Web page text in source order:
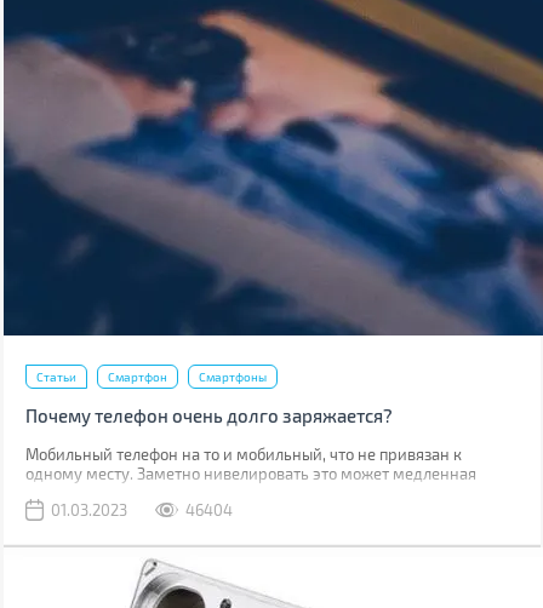
Статьи Смартфон Смартфоны
Почему телефон очень долго заряжается?
Мобильный телефон на то и мобильный, что не привязан к
одному месту. Заметно нивелировать это может медленная
розетке.
01.03.2023 46404